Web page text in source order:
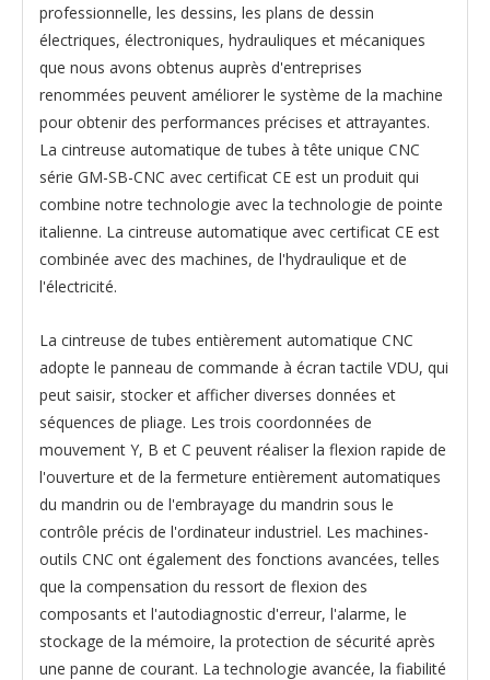
professionnelle, les dessins, les plans de dessin
électriques, électroniques, hydrauliques et mécaniques
que nous avons obtenus auprès d'entreprises
renommées peuvent améliorer le système de la machine
pour obtenir des performances précises et attrayantes.
La cintreuse automatique de tubes à tête unique CNC
série GM-SB-CNC avec certificat CE est un produit qui
combine notre technologie avec la technologie de pointe
italienne. La cintreuse automatique avec certificat CE est
combinée avec des machines, de l'hydraulique et de
l'électricité.
La cintreuse de tubes entièrement automatique CNC
adopte le panneau de commande à écran tactile VDU, qui
peut saisir, stocker et afficher diverses données et
séquences de pliage. Les trois coordonnées de
mouvement Y, B et C peuvent réaliser la flexion rapide de
l'ouverture et de la fermeture entièrement automatiques
du mandrin ou de l'embrayage du mandrin sous le
contrôle précis de l'ordinateur industriel. Les machines-
outils CNC ont également des fonctions avancées, telles
que la compensation du ressort de flexion des
composants et l'autodiagnostic d'erreur, l'alarme, le
stockage de la mémoire, la protection de sécurité après
une panne de courant. La technologie avancée, la fiabilité